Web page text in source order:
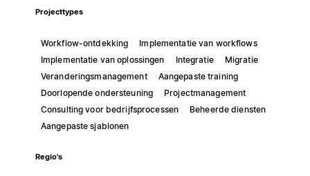
Projecttypes
Workflow-ontdekking
Implementatie van workflows
Implementatie van oplossingen
Integratie
Migratie
Veranderingsmanagement
Aangepaste training
Doorlopende ondersteuning
Projectmanagement
Consulting voor bedrijfsprocessen
Beheerde diensten
Aangepaste sjablonen
Regio's